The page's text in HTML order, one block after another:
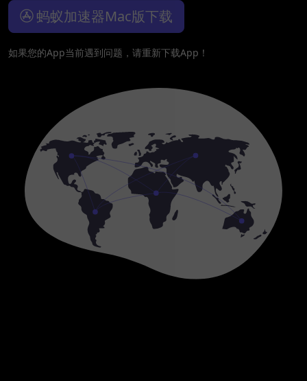
蚂蚁加速器Mac版下载
如果您的App当前遇到问题，请重新下载App！